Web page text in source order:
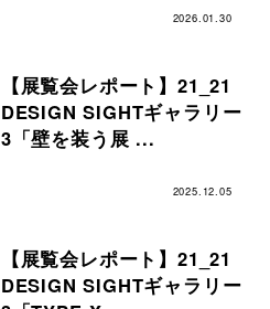
2026.01.30
【展覧会レポート】21_21
DESIGN SIGHTギャラリー
3「壁を装う展 ...
2025.12.05
【展覧会レポート】21_21
DESIGN SIGHTギャラリー